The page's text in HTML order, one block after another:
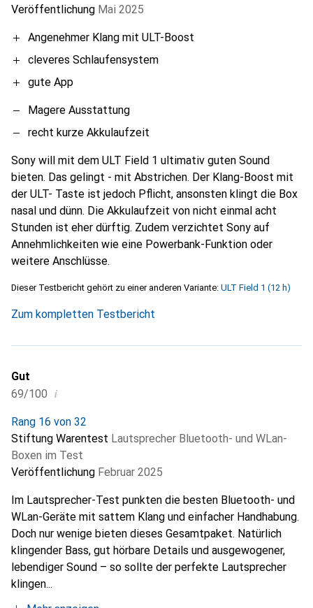
Veröffentlichung Mai 2025
Angenehmer Klang mit ULT-Boost
cleveres Schlaufensystem
gute App
Magere Ausstattung
recht kurze Akkulaufzeit
Sony will mit dem ULT Field 1 ultimativ guten Sound
bieten. Das gelingt - mit Abstrichen. Der Klang-Boost mit
der ULT- Taste ist jedoch Pflicht, ansonsten klingt die Box
nasal und dünn. Die Akkulaufzeit von nicht einmal acht
Stunden ist eher dürftig. Zudem verzichtet Sony auf
Annehmlichkeiten wie eine Powerbank-Funktion oder
weitere Anschlüsse.
Dieser Testbericht gehört zu einer anderen Variante: ULT Field 1 (12 h)
Zum kompletten Testbericht
Gut
69/100 i
Rang 16 von 32
Stiftung Warentest Lautsprecher Bluetooth- und WLan-
Boxen im Test
Veröffentlichung Februar 2025
Im Lautsprecher-Test punkten die besten Bluetooth- und
WLan-Geräte mit sattem Klang und einfacher Handhabung.
Doch nur wenige bieten dieses Gesamtpaket. Natürlich
klingender Bass, gut hörbare Details und ausgewogener,
lebendiger Sound – so sollte der perfekte Lautsprecher
klingen...